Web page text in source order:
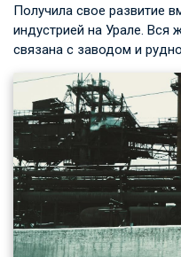
Получила свое развитие
индустрией на Урале. Вся
связана с заводом и